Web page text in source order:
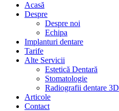
Acasă
Despre
Despre noi
Echipa
Implanturi dentare
Tarife
Alte Servicii
Estetică Dentară
Stomatologie
Radiografii dentare 3D
Articole
Contact